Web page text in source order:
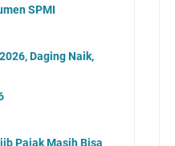
SPMI
Daging Naik,
Pajak Masih Bisa